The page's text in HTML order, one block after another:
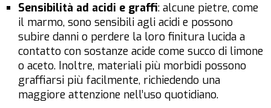
Sensibilità ad acidi e graffi: alcune pietre, come
il marmo, sono sensibili agli acidi e possono
subire danni o perdere la loro finitura lucida a
contatto con sostanze acide come succo di limone
o aceto. Inoltre, materiali più morbidi possono
graffiarsi più facilmente, richiedendo una
maggiore attenzione nell’uso quotidiano.